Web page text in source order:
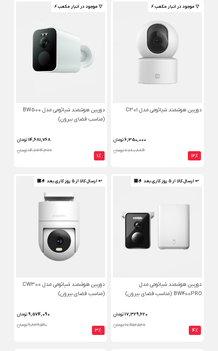
▽ موجود در انبار مکعب ⚡️
دوربین هوشمند شیائومی مدل C301
6,350,000تومان
7,180,884 تومان
12%
▽ موجود در انبار مکعب ⚡️
دوربین هوشمند شیائومی مدل BW500
(مناسب فضای بیرون)
14,681,768تومان
14,734,322 تومان
1%
↩ ارسال کالا از 5 روز کاری بعد 🤌🏼
دوربین هوشمند شیائومی مدل
BW400PRO (مناسب فضای بیرون)
17,329,620تومان
17,952,528 تومان
4%
↩ ارسال کالا از 5 روز کاری بعد 🤌🏼
دوربین هوشمند شیائومی مدل CW300
(مناسب فضای بیرون)
9,574,090تومان
9,839,590 تومان
3%